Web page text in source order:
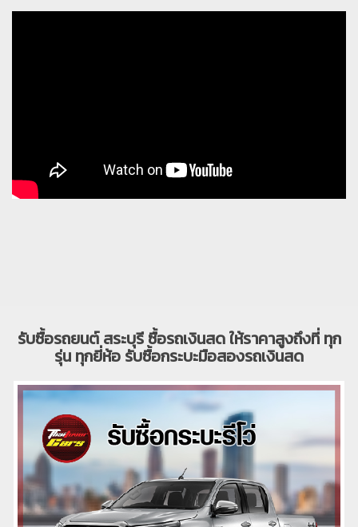
รับซื้อรถยนต์ สระบุรี ซื้อรถเงินสด ให้ราคาสูงถึงที่ ทุก
รุ่น ทุกยี่ห้อ รับซื้อกระบะมือสองรถเงินสด